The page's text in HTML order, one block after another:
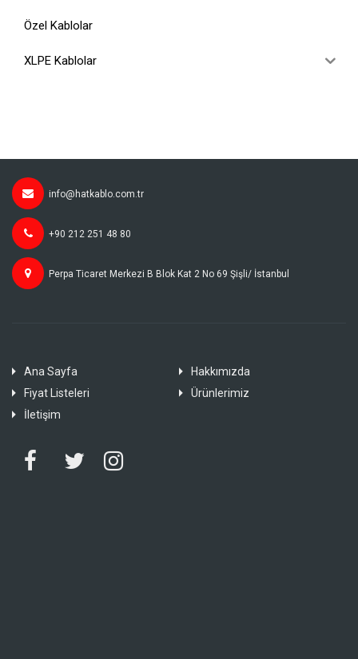
Özel Kablolar
XLPE Kablolar
info@hatkablo.com.tr
+90 212 251 48 80
Perpa Ticaret Merkezi B Blok Kat 2 No 69 Şişli/ İstanbul
Ana Sayfa
Hakkımızda
Fiyat Listeleri
Ürünlerimiz
İletişim